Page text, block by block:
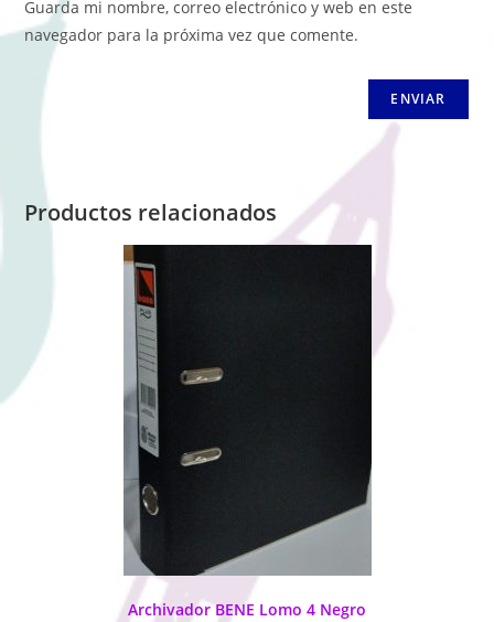
Guarda mi nombre, correo electrónico y web en este
navegador para la próxima vez que comente.
Productos relacionados
Archivador BENE Lomo 4 Negro